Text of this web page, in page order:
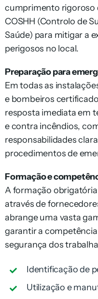
cumprimento rigoroso
COSHH (Controlo de
Saúde) para mitigar a
perigosos no local.
Preparação para
Em todas as
e bombeiros
resposta imediata em
e contra incêndios,
responsabilidades
procedimentos de
Formação e
A formação
através de
abrange uma vasta
garantir a competência
segurança dos
Identificação de
Utilização e